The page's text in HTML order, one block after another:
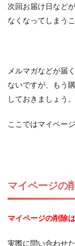
次回お届け日など
なくなってしまうこ
メルマガなどが届
ないですが、もう
しておきましょう。
ここではマイペー
マイページの
マイページの削除
実際に問い合わせ